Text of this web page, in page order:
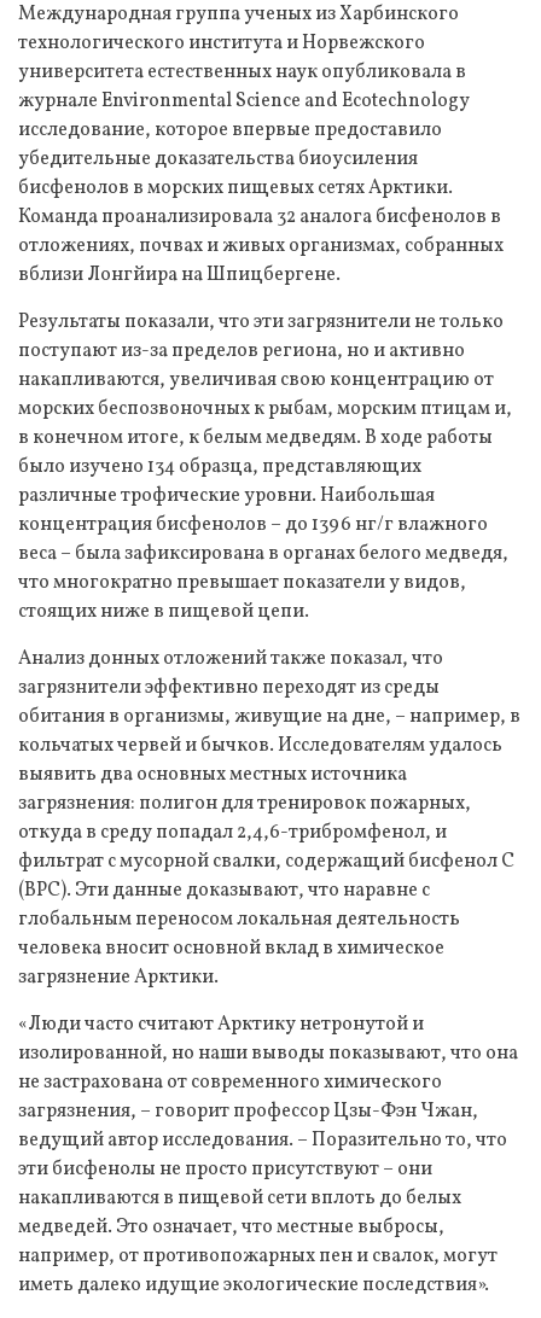
Международная группа ученых из Харбинского
технологического института и Норвежского
университета естественных наук опубликовала в
журнале Environmental Science and Ecotechnology
исследование, которое впервые предоставило
убедительные доказательства биоусиления
бисфенолов в морских пищевых сетях Арктики.
Команда проанализировала 32 аналога бисфенолов в
отложениях, почвах и живых организмах, собранных
вблизи Лонгйира на Шпицбергене.
Результаты показали, что эти загрязнители не только
поступают из-за пределов региона, но и активно
накапливаются, увеличивая свою концентрацию от
морских беспозвоночных к рыбам, морским птицам и,
в конечном итоге, к белым медведям. В ходе работы
было изучено 134 образца, представляющих
различные трофические уровни. Наибольшая
концентрация бисфенолов – до 1396 нг/г влажного
веса – была зафиксирована в органах белого медведя,
что многократно превышает показатели у видов,
стоящих ниже в пищевой цепи.
Анализ донных отложений также показал, что
загрязнители эффективно переходят из среды
обитания в организмы, живущие на дне, – например, в
кольчатых червей и бычков. Исследователям удалось
выявить два основных местных источника
загрязнения: полигон для тренировок пожарных,
откуда в среду попадал 2,4,6-трибромфенол, и
фильтрат с мусорной свалки, содержащий бисфенол C
(BPC). Эти данные доказывают, что наравне с
глобальным переносом локальная деятельность
человека вносит основной вклад в химическое
загрязнение Арктики.
«Люди часто считают Арктику нетронутой и
изолированной, но наши выводы показывают, что она
не застрахована от современного химического
загрязнения, – говорит профессор Цзы-Фэн Чжан,
ведущий автор исследования. – Поразительно то, что
эти бисфенолы не просто присутствуют – они
накапливаются в пищевой сети вплоть до белых
медведей. Это означает, что местные выбросы,
например, от противопожарных пен и свалок, могут
иметь далеко идущие экологические последствия».